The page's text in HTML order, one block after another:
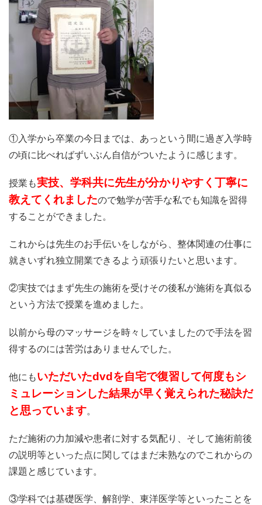
①入学から卒業の今日までは、あっという間に過ぎ入学時
の頃に比べればずいぶん自信がついたように感じます。
授業も実技、 学科共に先生が分かりやすく丁寧に
教えてくれましたので勉学が苦手な私でも知識を習得
することができました。
これからは先生のお手伝いをしながら、 整体関連の仕事に
就きいずれ独立開業できるよう頑張りたいと思い ます。
②実技ではまず先生の施術を受けその後私が施術を真似る
という方法で授業を進めました。
以前から母のマッサージを時々していましたので手法を習
得するのには苦労はありませんでした。
他にもいただいたdvdを自宅で復習して何度もシ
ミュレーション した結果が早く覚えられた秘訣だ
と思っています。
ただ施術の力加減や患者に対する気配り、 そして施術前後
の説明等といった点に関してはまだ未熟なのでこれからの
課題と感じています。
③学科では基礎医学、解剖学、 東洋医学等といったことを